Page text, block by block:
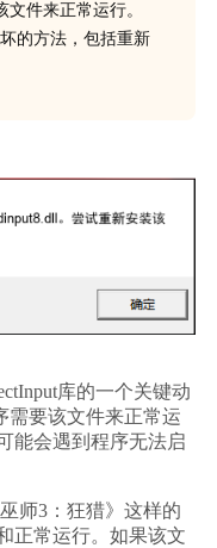
件来正常运行。
的方法，包括重新
库的一个关键动
需要该文件来正常运
能会遇到程序无法启
师3：狂猎》这样的
正常运行。如果该文